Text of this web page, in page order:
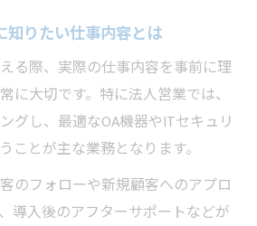
知りたい仕事内容とは
る際、実際の仕事内容を事前に理
に大切です。特に法人営業では、
グし、最適なOA機器やITセキュリ
ことが主な業務となります。
のフォローや新規顧客へのアプロ
導入後のアフターサポートなどが